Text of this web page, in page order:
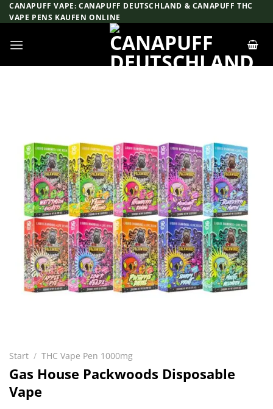
Zum
Inhalt
CANAPUFF VAPE: CANAPUFF DEUTSCHLAND & CANAPUFF THC
VAPE PENS KAUFEN ONLINE
Start / THC Vape Pen 1000mg
Gas House Packwoods Disposable
Vape